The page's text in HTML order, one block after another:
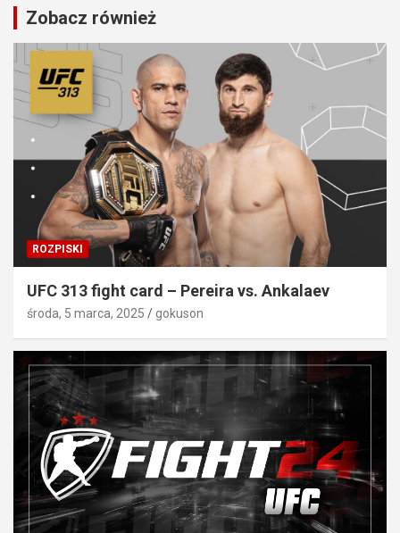
Zobacz również
ROZPISKI
UFC 313 fight card – Pereira vs. Ankalaev
środa, 5 marca, 2025 gokuson